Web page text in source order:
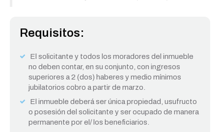
Requisitos:
El solicitante y todos los moradores del inmueble
no deben contar, en su conjunto, con ingresos
superiores a 2 (dos) haberes y medio mínimos
jubilatorios cobro a partir de marzo.
El inmueble deberá ser única propiedad, usufructo
o posesión del solicitante y ser ocupado de manera
permanente por el/ los beneficiarios.